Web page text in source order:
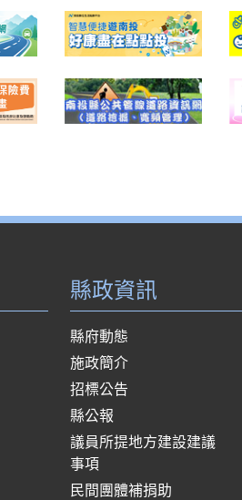
縣政資訊
縣府動態
施政簡介
招標公告
縣公報
議員所提地方建設建議
事項
民間團體補捐助